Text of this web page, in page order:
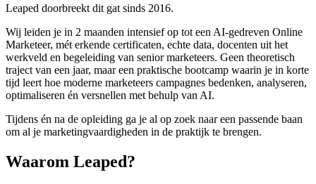
Leaped doorbreekt dit gat sinds 2016.
Wij leiden je in 2 maanden intensief op tot een AI-gedreven Online
Marketeer, mét erkende certificaten, echte data, docenten uit het
werkveld en begeleiding van senior marketeers. Geen theoretisch
traject van een jaar, maar een praktische bootcamp waarin je in korte
tijd leert hoe moderne marketeers campagnes bedenken, analyseren,
optimaliseren én versnellen met behulp van AI.
Tijdens én na de opleiding ga je al op zoek naar een passende baan
om al je marketingvaardigheden in de praktijk te brengen.
Waarom Leaped?